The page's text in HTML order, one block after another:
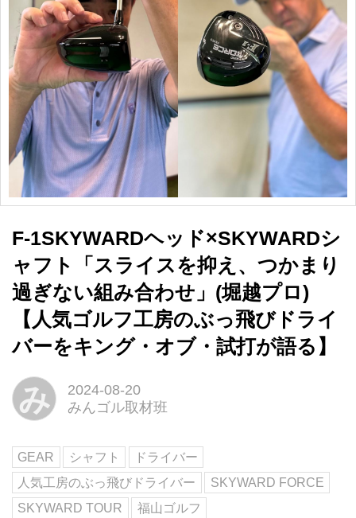
F-1SKYWARDヘッド×SKYWARDシ
ャフト「スライスを抑え、つかまり
過ぎない組み合わせ」(堀越プロ)
【人気ゴルフ工房のぶっ飛びドライ
バーをキング・オブ・試打が語る】
み
2024-08-20
みんゴル取材班
GEAR シャフト
ドライバー
人気工房のぶっ飛びドライバー
SKYWARD FORCE
SKYWARD TOUR
福山ゴルフ